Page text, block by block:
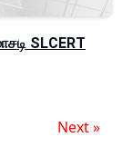
SLCERT
Next »